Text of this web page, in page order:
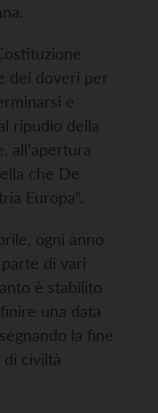
dei doveri per
e
ripudio della
all’apertura
che De
Europa”.
ogni anno
di vari
è stabilito
una data
la fine
di civiltà